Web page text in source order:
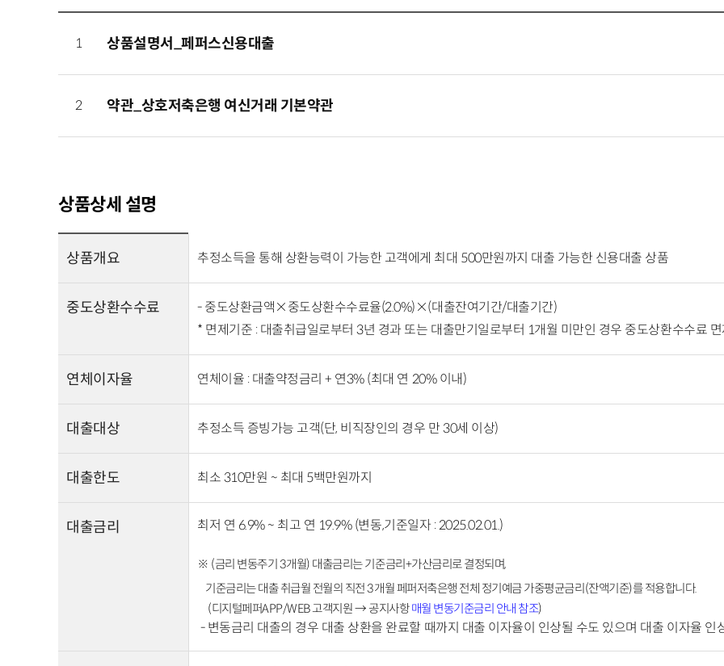
1 상품설명서_페퍼스신용대출
2 약관_상호저축은행 여신거래 기본약관
상품상세 설명
상품개요 추정소득을 통해 상환능력이 가능한 고객에게 최대 500만원까지 대출 가능한 신용대출 상품
중도상환수수료
- 중도상환금액×중도상환수수료율(2.0%)×(대출잔여기간/대출기간)
* 면제기준 : 대출취급일로부터 3년 경과 또는 대출만기일로부터 1개월 미만인 경우 중도상환수수료 면
연체이자율 연체이율 : 대출약정금리 + 연3% (최대 연 20% 이내)
대출대상 추정소득 증빙가능 고객(단, 비직장인의 경우 만 30세 이상)
대출한도 최소 310만원 ~ 최대 5백만원까지
대출금리 최저 연 6.9% ~ 최고 연 19.9% (변동,기준일자 : 2025.02.01.)
※ (금리 변동주기 3개월) 대출금리는 기준금리 +가산금리로 결정되며,
기준금리는 대출 취급월 전월의 직전 3개월 페퍼저축은행 전체 정기예금가중평균금리 (잔액기준)를 적용합니다.
(디지털페퍼APP/WEB 고객지원 → 공지사항매월 변동기준금리 안내 참조)
- 변동금리 대출의 경우 대출 상환을 완료할 때까지 대출 이자율이 인상될 수도 있으며 대출 이자율